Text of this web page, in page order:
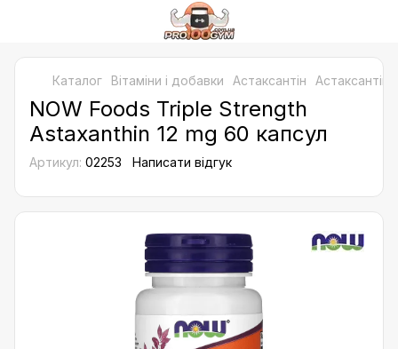
Каталог Bітаміни і добавки Астаксантін Астаксантін
NOW Foods Triple Strength
Astaxanthin 12 mg 60 капсул
Артикул: 02253 Написати відгук